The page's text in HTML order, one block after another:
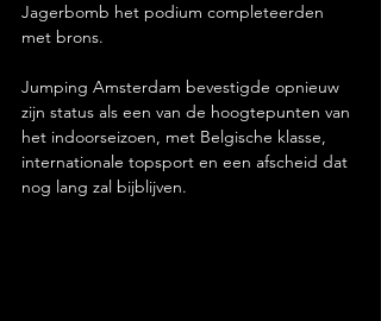
Jagerbomb het podium completeerden
met brons.
Jumping Amsterdam bevestigde opnieuw
zijn status als een van de hoogtepunten van
het indoorseizoen, met Belgische klasse,
internationale topsport en een afscheid dat
nog lang zal bijblijven.